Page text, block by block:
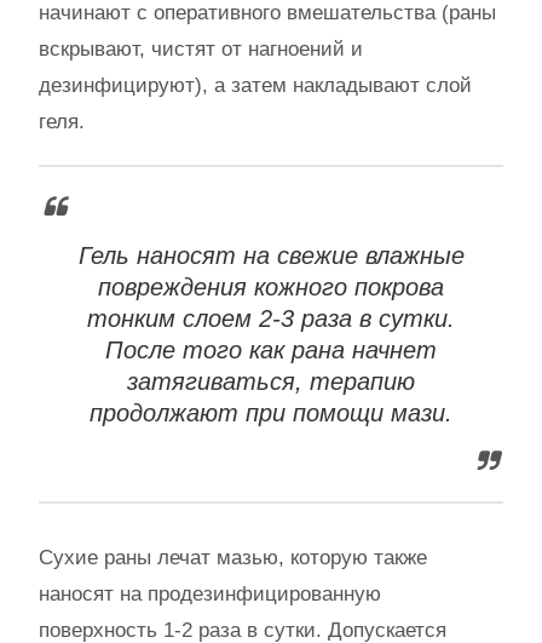
начинают с оперативного вмешательства (раны
вскрывают, чистят от нагноений и
дезинфицируют), а затем накладывают слой
геля.
Гель наносят на свежие влажные
повреждения кожного покрова
тонким слоем 2-3 раза в сутки.
После того как рана начнет
затягиваться, терапию
продолжают при помощи мази.
Сухие раны лечат мазью, которую также
наносят на продезинфицированную
поверхность 1-2 раза в сутки. Допускается